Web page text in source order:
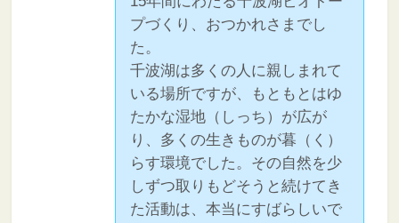
プづくり、おつかれさまでし
た。
千波湖は多くの人に親しまれて
いる場所ですが、もともとはゆ
たかな湿地（しっち）が広が
り、多くの生きものが暮（く）
らす環境でした。その自然を少
しずつ取りもどそうと続けてき
た活動は、本当にすばらしいで